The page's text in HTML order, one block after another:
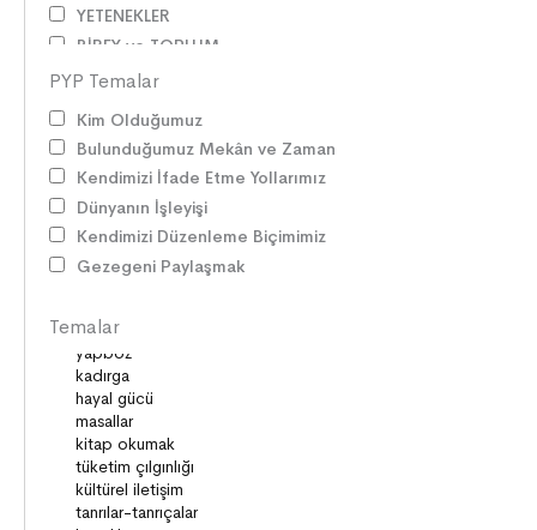
YETENEKLER
BİREY ve TOPLUM
ANLAM ARAYIŞI
SAĞLIK ve ÇEVRE
OYUNLAR
ZAMAN ve MEKÂN
EDEBİ TÜRLER
SORUMLULUKLAR
SÖZ VARLIĞI
HAK ve ÖZGÜRLÜKLER
ATATÜRK
LİDERLER
DOĞA ve EVREN
HAKLAR
PYP Temalar
Kim Olduğumuz
Bulunduğumuz Mekân ve Zaman
Kendimizi İfade Etme Yollarımız
Dünyanın İşleyişi
Kendimizi Düzenleme Biçimimiz
Gezegeni Paylaşmak
Temalar